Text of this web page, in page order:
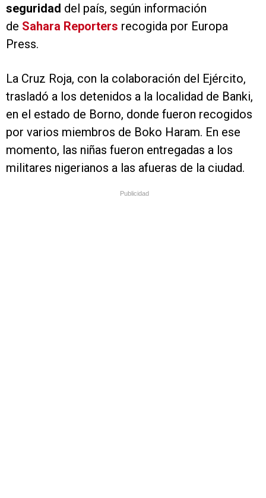
seguridad del país, según información
de Sahara Reporters recogida por Europa
Press.
La Cruz Roja, con la colaboración del Ejército,
trasladó a los detenidos a la localidad de Banki,
en el estado de Borno, donde fueron recogidos
por varios miembros de Boko Haram. En ese
momento, las niñas fueron entregadas a los
militares nigerianos a las afueras de la ciudad.
Publicidad